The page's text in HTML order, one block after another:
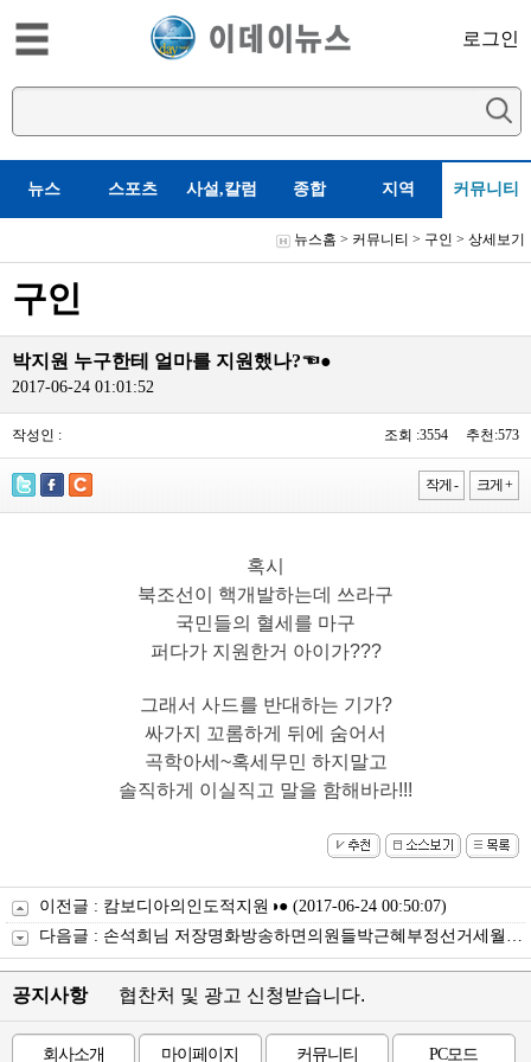
로그인
뉴스 스포츠 사설,칼럼 종합 지역 커뮤니티
뉴스홈 > 커뮤니티 > 구인 > 상세보기
구인
박지원 누구한테 얼마를 지원했나?☜●
2017-06-24 01:01:52
작성인 : 조회 :3554 추천:573
작게 - 크게 +
혹시
북조선이 핵개발하는데 쓰라구
국민들의 혈세를 마구
퍼다가 지원한거 아이가???
그래서 사드를 반대하는 기가?
싸가지 꼬롬하게 뒤에 숨어서
곡학아세~혹세무민 하지말고
솔직하게 이실직고 말을 함해바라!!!
럼
프
카
지
노
소
이전글 : 캄보디아의인도적지원◑● (2017-06-24 00:50:07)
다음글 : 손석희님 저장명화방송하면의원들박근혜부정선거세월호7시간밝힘⊙◐
공지사항 협찬처 및 광고 신청받습니다.
회사소개 마이페이지 커뮤니티 PC모드